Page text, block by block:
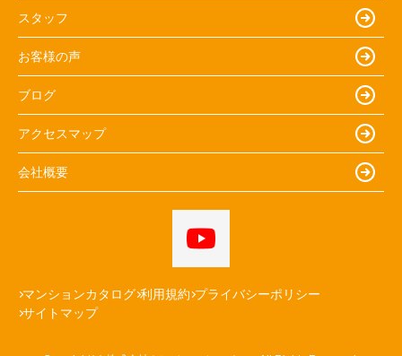
スタッフ
お客様の声
ブログ
アクセスマップ
会社概要
マンションカタログ 利用規約 プライバシーポリシー
サイトマップ